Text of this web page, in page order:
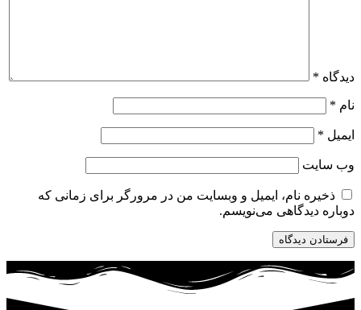
دیدگاه *
نام *
ایمیل *
وب‌ سایت
ذخیره نام، ایمیل و وبسایت من در مرورگر برای زمانی که
دوباره دیدگاهی می‌نویسم.